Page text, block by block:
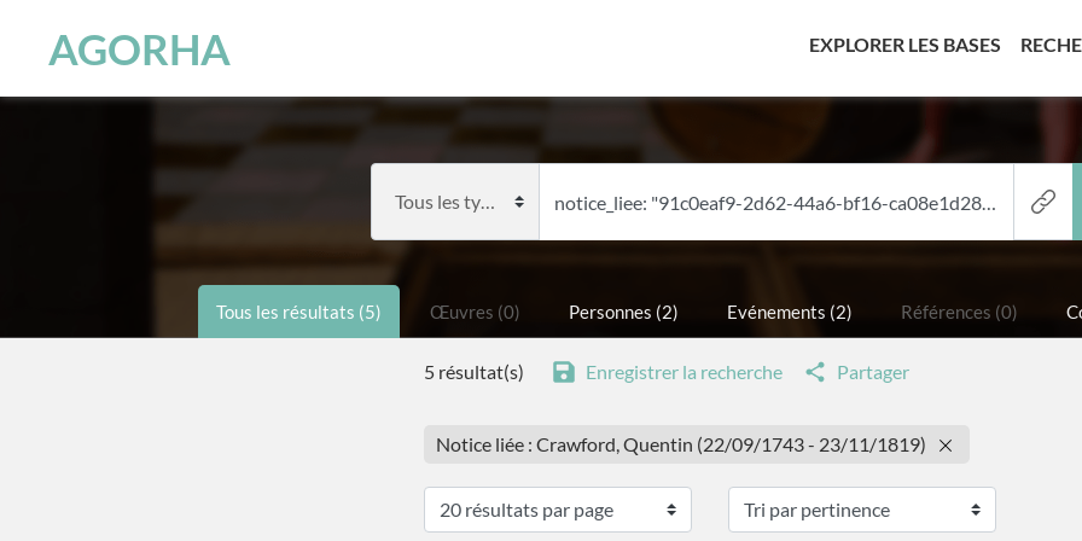
AGORHA EXPLORER LES BASES
Tous les résultats (5) Œuvres (0) Personnes (2) Evénements (2) Références (0)
5 résultat(s) Enregistrer la recherche Partager
Notice liée : Crawford, Quentin (22/09/1743 - 23/11/1819)